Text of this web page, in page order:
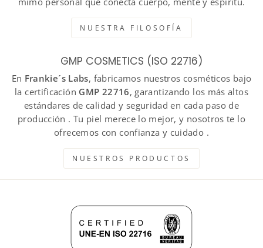
NUESTRA FILOSOFÍA
GMP COSMETICS (ISO 22716)
En Frankie´s Labs, fabricamos nuestros cosméticos bajo
la certificación GMP 22716, garantizando los más altos
estándares de calidad y seguridad en cada paso de
producción . Tu piel merece lo mejor, y nosotros te lo
ofrecemos con confianza y cuidado .
NUESTROS PRODUCTOS